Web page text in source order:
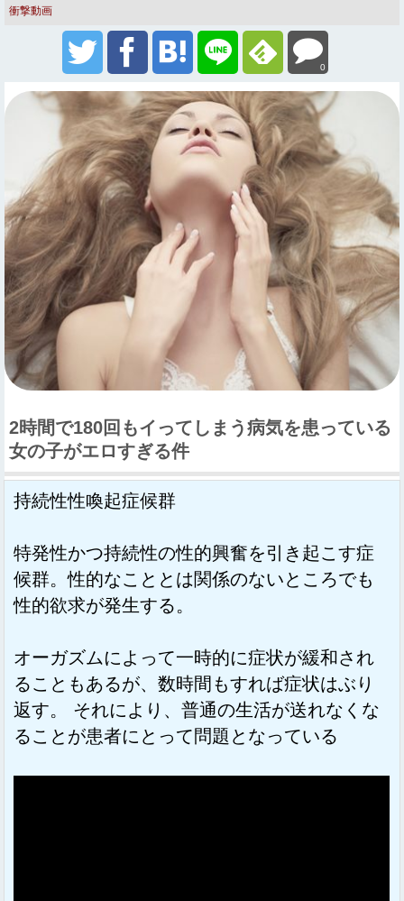
衝撃動画
0
2時間で180回もイってしまう病気を患っている
女の子がエロすぎる件
持続性性喚起症候群
特発性かつ持続性の性的興奮を引き起こす症
候群。性的なこととは関係のないところでも
性的欲求が発生する。
オーガズムによって一時的に症状が緩和され
ることもあるが、数時間もすれば症状はぶり
返す。 それにより、普通の生活が送れなくな
ることが患者にとって問題となっている